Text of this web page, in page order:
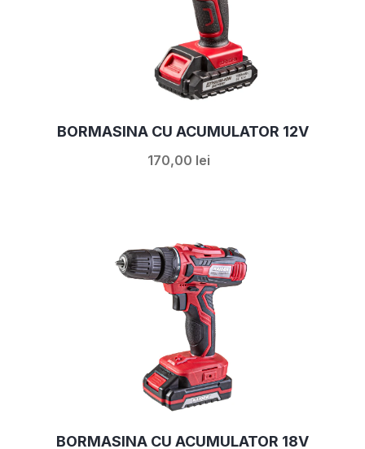
BORMASINA CU ACUMULATOR 12V
170,00 lei
BORMASINA CU ACUMULATOR 18V